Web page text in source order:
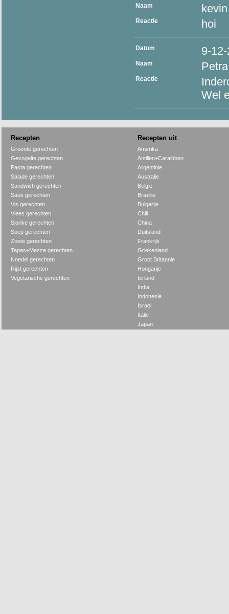
Naam kevin
Reactie hoi
Datum 9-
Naam Petra
Reactie
Wel
Recepten Recepten uit
Groente gerechten
Gevogelte gerechten
Pasta gerechten
Salade gerechten
Sandwich gerechten
Saus gerechten
Vis gerechten
Vlees gerechten
Slanke gerechten
Soep gerechten
Zoete gerechten
Tapas+Mezze gerechten
Noedel gerechten
Rijst gerechten
Vegetarische gerechten
Amerika
Antillen+Caraibben
Argentinie
Australie
Belgie
Brazilie
Bulgarije
Chili
China
Duitsland
Frankrijk
Griekenland
Groot Britannie
Hongarije
Ierland
India
Indonesie
Israel
Italie
Japan